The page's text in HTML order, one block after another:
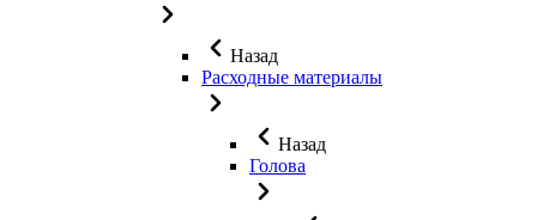
Назад
Расходные материалы
Назад
Голова